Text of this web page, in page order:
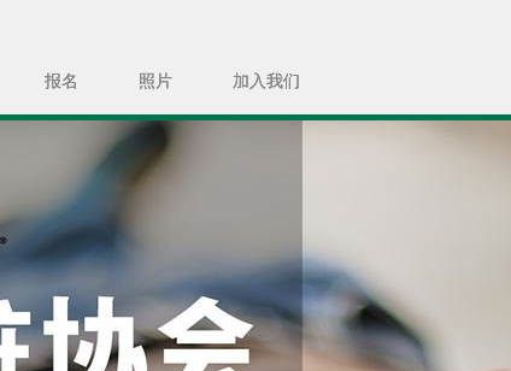
报名 照片 加入我们